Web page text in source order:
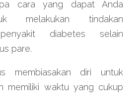
cara yang dapat Anda
melakukan tindakan
diabetes selain
pare.
membiasakan diri untuk
memiliki waktu yang cukup